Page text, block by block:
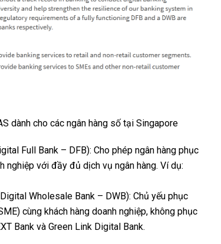
dành cho các ngân hàng số tại Singapore
Full Bank – DFB): Cho phép ngân hàng phục
nghiệp với đầy đủ dịch vụ ngân hàng. Ví dụ:
Wholesale Bank – DWB): Chủ yếu phục
cùng khách hàng doanh nghiệp, không phục
Bank và Green Link Digital Bank.